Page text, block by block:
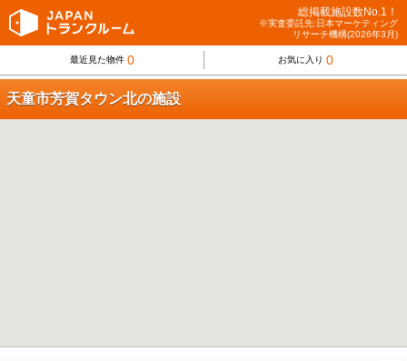
総掲載施設数No.1！
※実査委託先:日本マーケティング
リサーチ機構(2026年3月)
最近見た物件 0 お気に入り 0
天童市芳賀タウン北の施設